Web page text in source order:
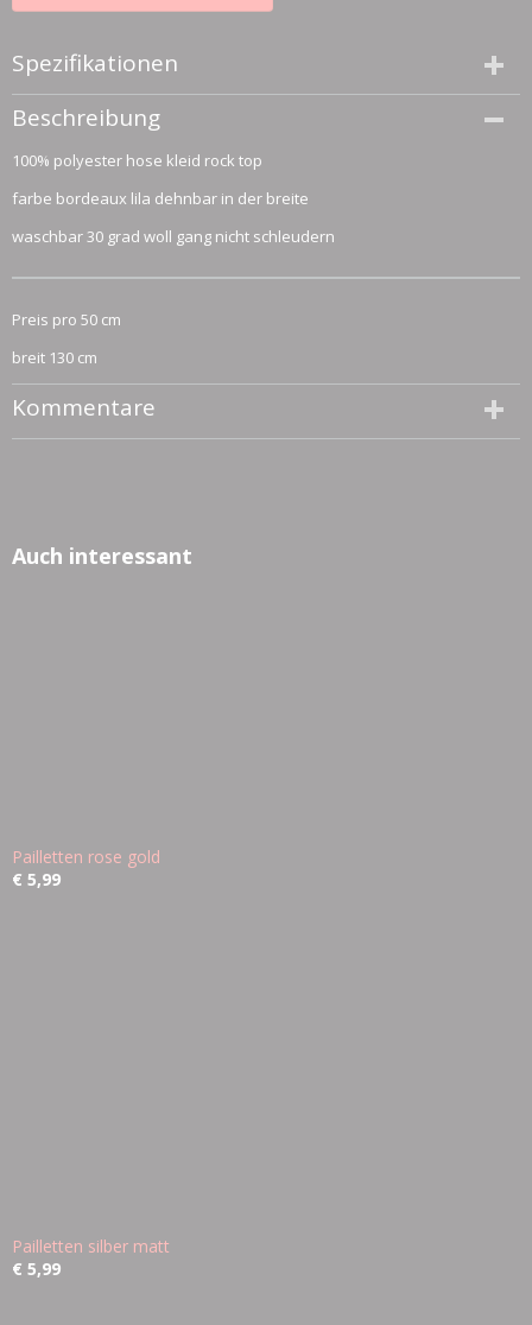
Spezifikationen
Größe (l,b,h)
50 x 130 x 0 cm
Beschreibung
100% polyester hose kleid rock top
farbe bordeaux lila dehnbar in der breite
waschbar 30 grad woll gang nicht schleudern
Preis pro 50 cm
breit 130 cm
Kommentare
Auch interessant
Pailletten rose gold
€ 5,99
Pailletten silber matt
€ 5,99